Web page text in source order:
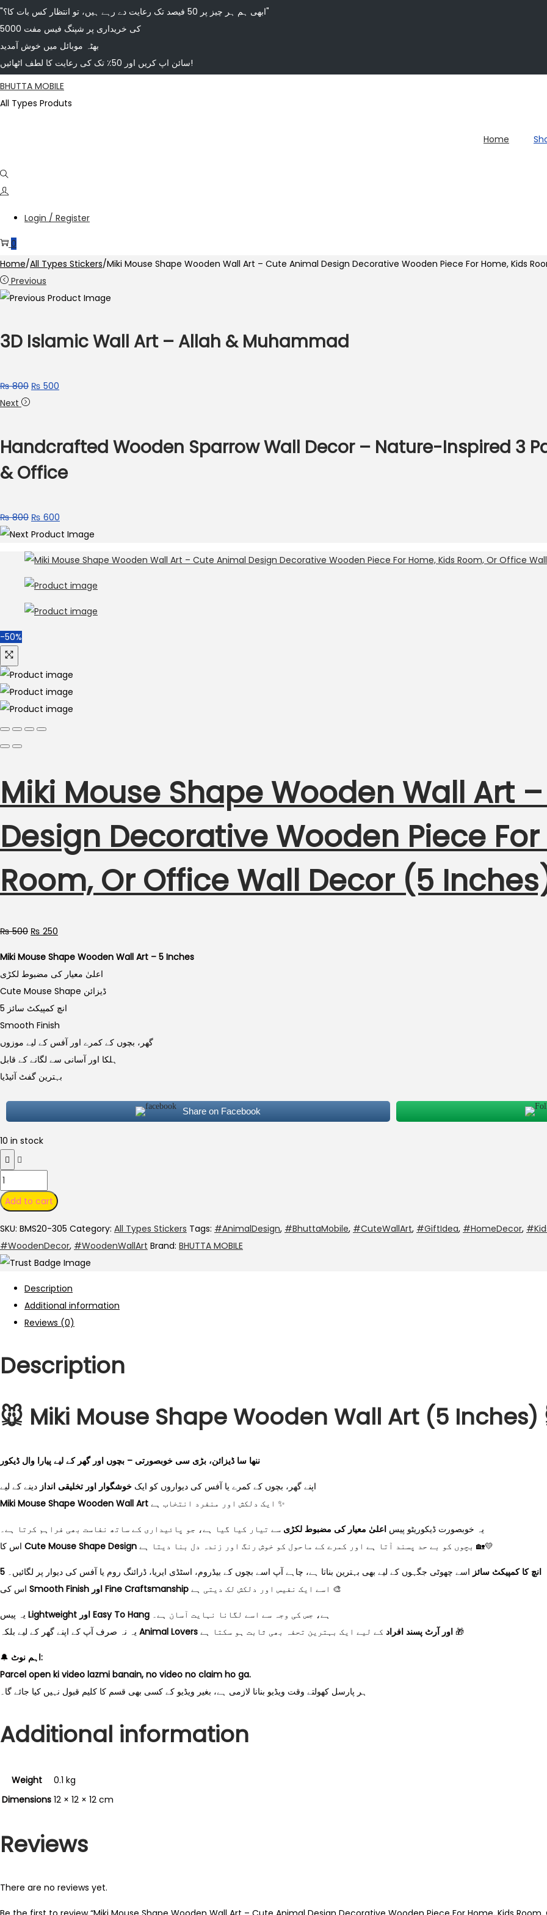
"ابھی ہم ہر چیز پر 50 فیصد تک رعایت دے رہے ہیں، تو انتظار کس بات کا؟"
5000 کی خریداری پر شپنگ فیس مفت
بھٹہ موبائل میں خوش آمدید
سائن اپ کریں اور 50٪ تک کی رعایت کا لطف اٹھائیں!
Skip
to
Skip
to
BHUTTA MOBILE
All Types Produts
Home
Login / Register
0
Home/All Types Stickers/Miki Mouse Shape Wooden Wall Art – Cute Animal Design Decorative Wooden Piece For Home, Kids
Previous
3D Islamic Wall Art – Allah & Muhammad
₨800 Original
₨ 800.
₨ 500
₨ 500.
Next
Handcrafted Wooden Sparrow Wall Decor – Nature-Inspired 3
& Office
₨800 Original
price
was:
₨ 800.
₨ 600
price
₨ 600.
-50%
Miki Mouse Shape Wooden Wall Art
Design Decorative Wooden Piece
Room, Or Office Wall Decor (5
₨500 Original
₨ 500.
₨ 250
is:
₨ 250.
Miki Mouse Shape Wooden Wall Art – 5 Inches
اعلیٰ معیار کی مضبوط لکڑی
Cute Mouse Shape ڈیزائن
5 انچ کمپیکٹ سائز
Smooth Finish
گھر، بچوں کے کمرے اور آفس کے لیے موزوں
ہلکا اور آسانی سے لگانے کے قابل
بہترین گفٹ آئیڈیا
Share on Facebook
10 in stock
Miki
Mouse
Shape
Wooden
Wall
Art
Wooden
For
Home,
Or
Office
Wall
Inches)
quantity
Add to cart
SKU: BMS20-305 Category: All Types Stickers Tags: #AnimalDesign, #BhuttaMobile, #CuteWallArt, #GiftIdea, #HomeDecor,
#WoodenDecor, #WoodenWallArt Brand: BHUTTA MOBILE
Description
Additional information
Reviews (0)
Description
🐭 Miki Mouse Shape Wooden Wall Art (5 Inches)
ننھا سا ڈیزائن، بڑی سی خوبصورتی – بچوں اور گھر کے لیے پیارا وال ڈیکور
اپنے گھر، بچوں کے کمرے یا آفس کی دیواروں کو ایک خوشگوار اور تخلیقی انداز دینے کے لیے
Miki Mouse Shape Wooden Wall Art
ایک دلکش اور منفرد انتخاب ہے ✨
یہ خوبصورت ڈیکوریٹو پیس اعلیٰ معیار کی مضبوط لکڑی سے تیار کیا گیا ہے، جو پائیداری کے ساتھ نفاست بھی فراہم کرتا ہے۔
Cute Mouse Shape Design بچوں کو بے حد پسند آتا ہے اور کمرے کے ماحول کو خوش رنگ اور زندہ دل بنا دیتا ہے 🏡💛
5 انچ کا کمپیکٹ سائز اسے چھوٹی جگہوں کے لیے بھی بہترین بناتا ہے، چاہے آپ اسے بچوں کے بیڈروم، اسٹڈی ایریا، ڈرائنگ روم یا آفس کی دیوار پر لگائیں۔
Smooth Finish اور Fine Craftsmanship اسے ایک نفیس اور دلکش لک دیتی ہے 🎨
Lightweight اور Easy To Hang ہے، جس کی وجہ سے اسے لگانا نہایت آسان ہے۔
Animal Lovers اور آرٹ پسند افراد کے لیے ایک بہترین تحفہ بھی ثابت ہو سکتا ہے 🎁
🔔
اہم نوٹ:
Parcel open ki video lazmi banain, no video no claim ho ga.
ہر پارسل کھولتے وقت ویڈیو بنانا لازمی ہے، بغیر ویڈیو کے کسی بھی قسم کا کلیم قبول نہیں کیا جائے گا۔
Additional information
Weight
0.1 kg
Dimensions 12 × 12 × 12 cm
Reviews
There are no reviews yet.